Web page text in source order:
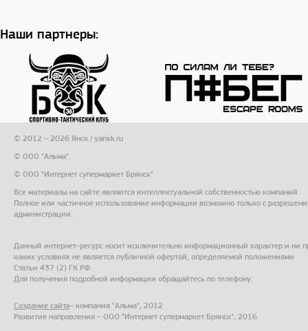
Наши партнеры:
© 2012 – 2026 Янск / yansk.ru
© ООО "Альма"
© ООО "Интернет супермаркет Брянск"
Все материалы на сайте являются интеллектуальной собственностью компаний.
Полное или частичное использование информации возможно только с
администрации.
Данный интернет-ресурс носит исключительно информационный характер и ни
каких условиях не является публичной офертой, определяемой положениями
Статьи 437 (2) ГК РФ.
Для получения подробной информации обращайтесь по телефону.
Создание сайта– компания "Альма", 2012
Развитие направления – ООО "Интернет супермаркет Брянск", 2016